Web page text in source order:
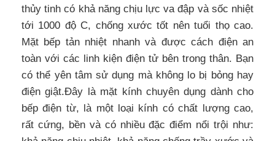
thủy tinh có khả năng chịu lực va đập và sốc nhiệt
tới 1000 độ C, chống xước tốt nên tuổi thọ cao.
Mặt bếp tản nhiệt nhanh và được cách điện an
toàn với các linh kiện điện tử bên trong thân. Bạn
có thể yên tâm sử dụng mà không lo bị bỏng hay
điện giật.Đây là mặt kính chuyên dụng dành cho
bếp điện từ, là một loại kính có chất lượng cao,
rất cứng, bền và có nhiều đặc điểm nổi trội như: